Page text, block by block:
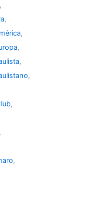
,
,
,
,
,
,
,
,
,